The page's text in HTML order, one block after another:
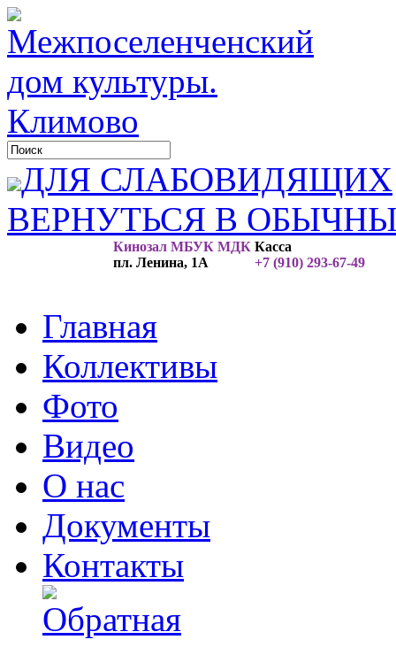
ДЛЯ СЛАБОВИДЯЩИХ
ВЕРНУТЬСЯ В
Кинозал МБУК МДК
пл. Ленина, 1А
Касса
+7 (910) 293-67-49
Главная
Коллективы
Фото
Видео
О нас
Документы
Контакты